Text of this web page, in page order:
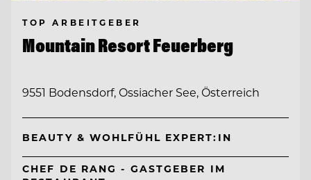
TOP ARBEITGEBER
Mountain Resort Feuerberg
9551 Bodensdorf, Ossiacher See, Österreich
BEAUTY & WOHLFÜHL EXPERT:IN
CHEF DE RANG - GASTGEBER IM